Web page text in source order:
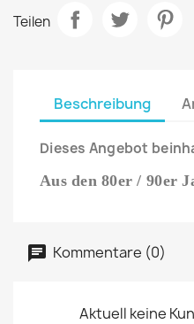
Teilen
Beschreibung
Dieses Angebot
Aus den 80er / 90er
Kommentare (0)
Aktuell keine